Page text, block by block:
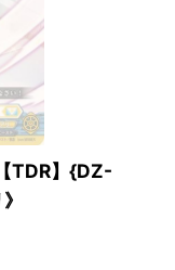
TDR】{DZ-